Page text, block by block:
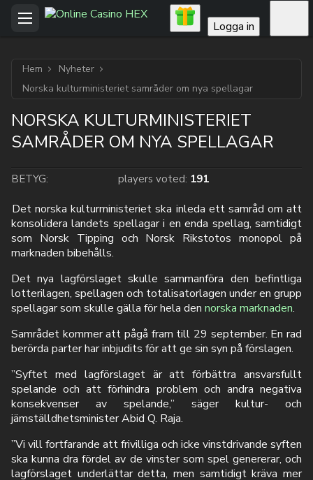
Logga in
Hem
Nyheter
Norska kulturministeriet samråder om nya spellagar
NORSKA KULTURMINISTERIET
SAMRÅDER OM NYA SPELLAGAR
BETYG: players voted: 191
Det norska kulturministeriet ska inleda ett samråd om att
konsolidera landets spellagar i en enda spellag, samtidigt
som Norsk Tipping och Norsk Rikstotos monopol på
marknaden bibehålls.
Det nya lagförslaget skulle sammanföra den befintliga
lotterilagen, spellagen och totalisatorlagen under en grupp
spellagar som skulle gälla för hela den norska marknaden.
Samrådet kommer att pågå fram till 29 september. En rad
berörda parter har inbjudits för att ge sin syn på förslagen.
”Syftet med lagförslaget är att förbättra ansvarsfullt
spelande och att förhindra problem och andra negativa
konsekvenser av spelande,” säger kultur- och
jämställdhetsminister Abid Q. Raja.
”Vi vill fortfarande att frivilliga och icke vinstdrivande syften
ska kunna dra fördel av de vinster som spel genererar, och
lagförslaget underlättar detta, men samtidigt kräva mer